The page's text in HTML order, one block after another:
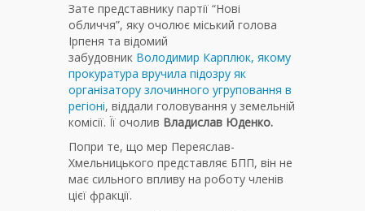
Зате представнику партії “Нові
обличчя”, яку очолює міський голова
Ірпеня та відомий
забудовник Володимир Карплюк, якому
прокуратура вручила підозру як
організатору злочинного угруповання в
регіоні, віддали головування у земельній
комісії. Її очолив Владислав Юденко.
Попри те, що мер Переяслав-
Хмельницького представляє БПП, він не
має сильного впливу на роботу членів
цієї фракції.